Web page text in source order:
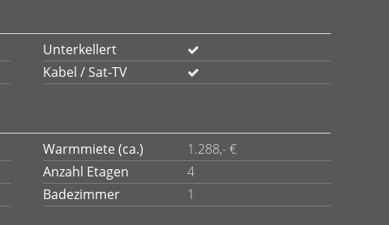
Unterkellert
Kabel / Sat-TV
Warmmiete (ca.)
1.288,- €
Anzahl Etagen
4
Badezimmer
1